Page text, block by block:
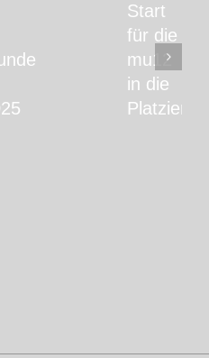
Start
für die
mu12
in die